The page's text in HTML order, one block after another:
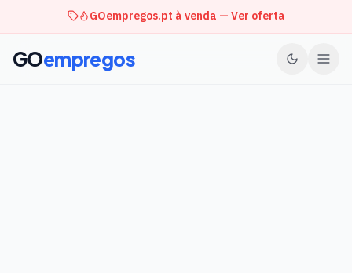
GOempregos.pt à venda — Ver oferta
GOempregos